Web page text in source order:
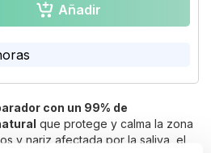
Añadir
con un 99% de
que protege y calma la zona
y nariz afectada por la saliva, el